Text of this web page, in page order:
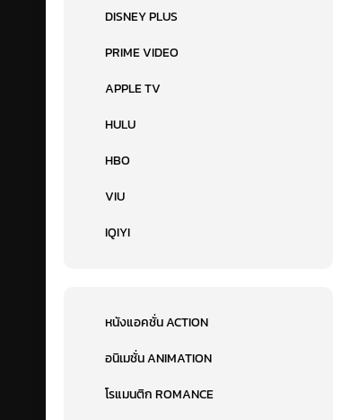
DISNEY PLUS
PRIME VIDEO
APPLE TV
HULU
HBO
VIU
IQIYI
หนังแอคชั่น ACTION
อนิเมชั่น ANIMATION
โรแมนติก ROMANCE